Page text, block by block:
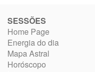
SESSÕES
Home Page
Energia do dia
Mapa Astral
Horóscopo